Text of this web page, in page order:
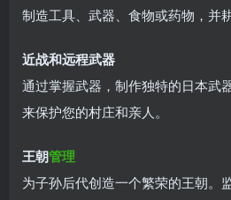
制造工具、武器、食物或药物，并
近战和远程武器
通过掌握武器，制作独特的日本武
来保护您的村庄和亲人。
王朝管理
为子孙后代创造一个繁荣的王朝。